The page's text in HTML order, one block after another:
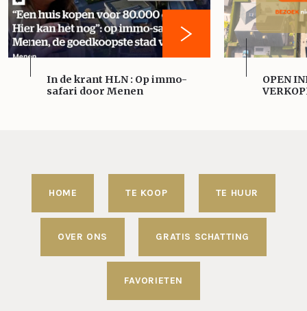
In de krant HLN : Op immo-
safari door Menen
OPEN
HOME TE KOOP TE HUUR
OVER ONS GRATIS SCHATTING
FAVORIETEN